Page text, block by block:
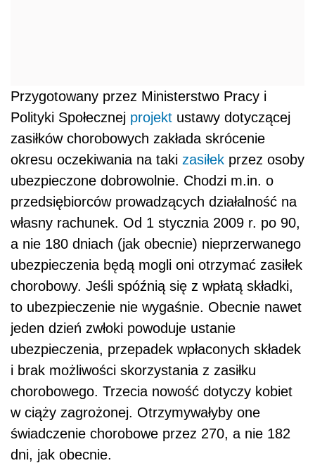
Przygotowany przez Ministerstwo Pracy i
Polityki Społecznej projekt ustawy dotyczącej
zasiłków chorobowych zakłada skrócenie
okresu oczekiwania na taki zasiłek przez osoby
ubezpieczone dobrowolnie. Chodzi m.in. o
przedsiębiorców prowadzących działalność na
własny rachunek. Od 1 stycznia 2009 r. po 90,
a nie 180 dniach (jak obecnie) nieprzerwanego
ubezpieczenia będą mogli oni otrzymać zasiłek
chorobowy. Jeśli spóźnią się z wpłatą składki,
to ubezpieczenie nie wygaśnie. Obecnie nawet
jeden dzień zwłoki powoduje ustanie
ubezpieczenia, przepadek wpłaconych składek
i brak możliwości skorzystania z zasiłku
chorobowego. Trzecia nowość dotyczy kobiet
w ciąży zagrożonej. Otrzymywałyby one
świadczenie chorobowe przez 270, a nie 182
dni, jak obecnie.